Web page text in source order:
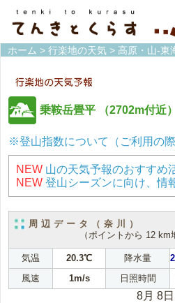
ホーム > 行楽地の天気 > 高原・山-東
乗鞍岳畳平 （2702m付近）
※登山指数について（ご利用の
NEW 山の天気予報のおすすめ
NEW 登山シーズンに向け、情
周辺データ（奈川）
（ポイントから 12 km
気温 20.3℃ 降水量
風速
1m/s 日照時間
8月 8